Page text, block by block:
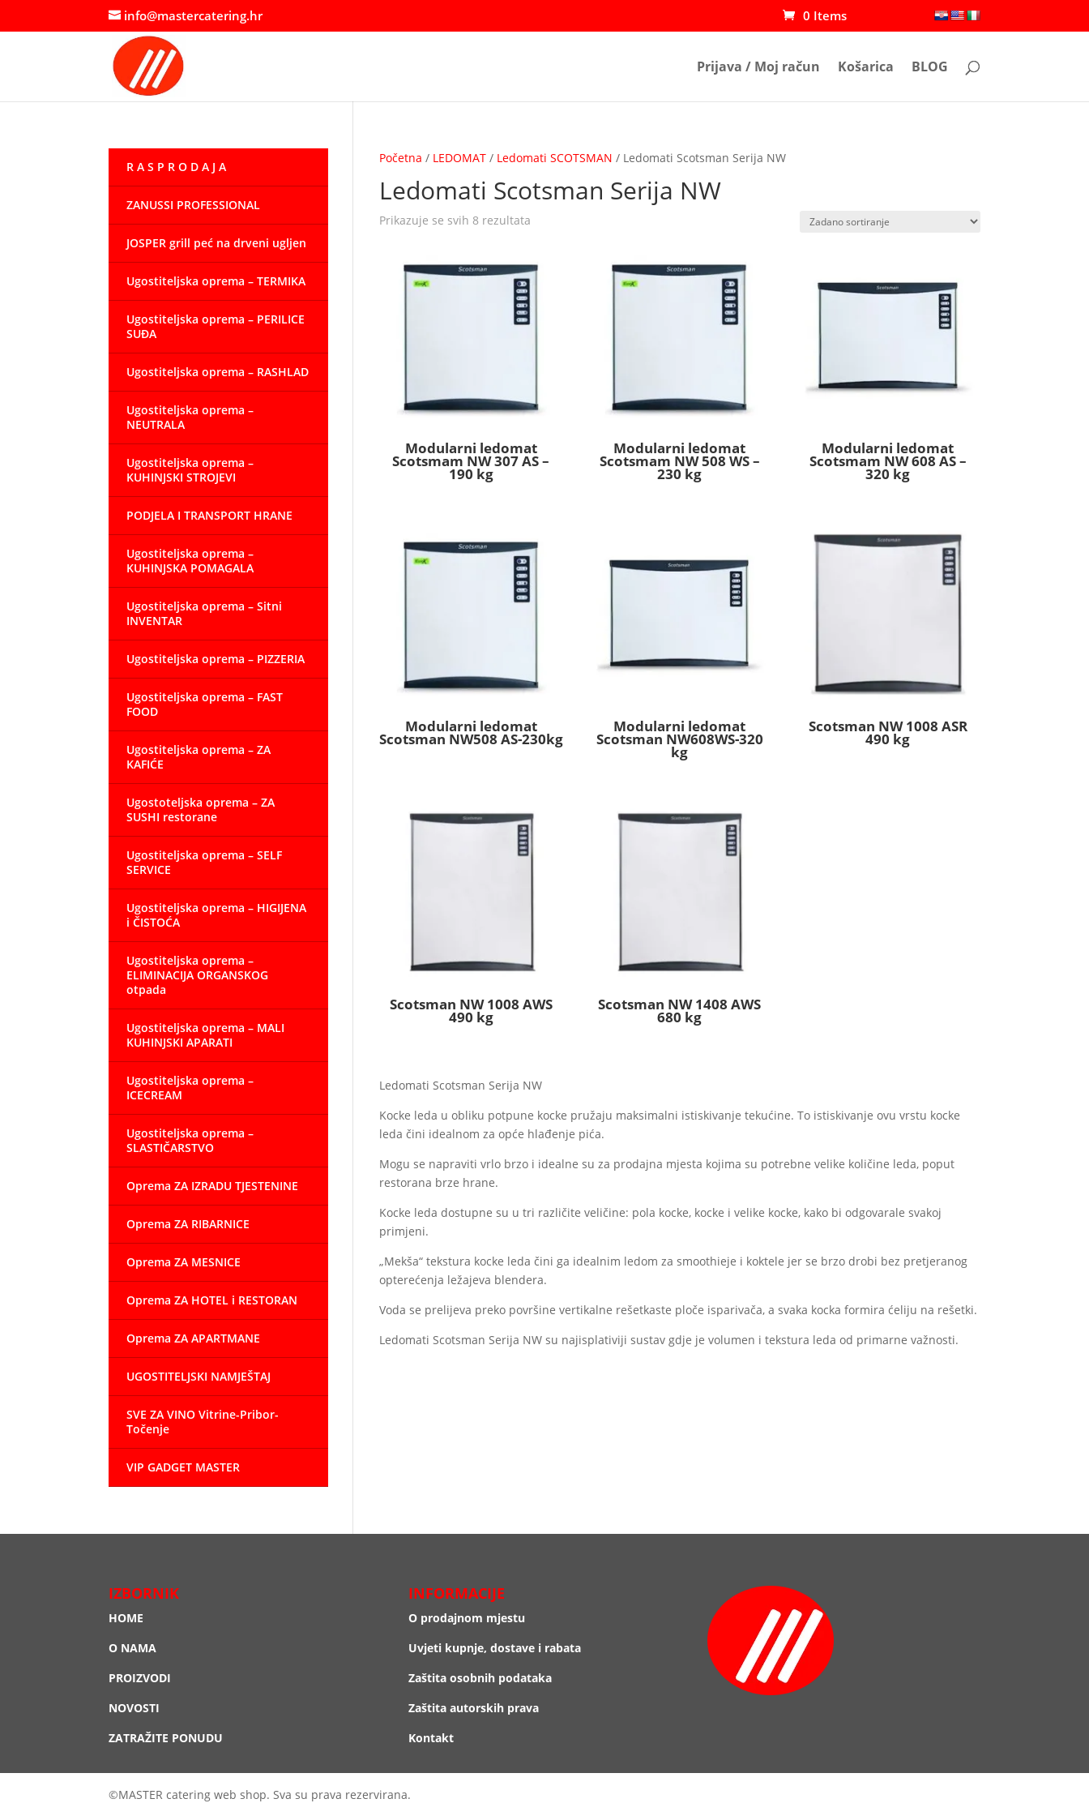
info@mastercatering.hr 0 Items
Prijava / Moj račun Košarica BLOG
Početna / LEDOMAT/ Ledomati SCOTSMAN / Ledomati Scotsman Serija NW
Ledomati Scotsman Serija NW
Prikazuje se svih 8 rezultata
Modularni ledomat
Scotsmam NW 307 AS –
190 kg
Modularni ledomat
Scotsmam NW 508 WS –
230 kg
Modularni ledomat
Scotsmam NW 608 AS –
320 kg
Modularni ledomat
Scotsman NW508 AS-230kg
Modularni ledomat
Scotsman NW608WS-320
kg
Scotsman NW 1008 ASR
490 kg
Scotsman NW 1008 AWS
490 kg
Scotsman NW 1408 AWS
680 kg
Ledomati Scotsman Serija NW
Kocke leda u obliku potpune kocke pružaju maksimalni istiskivanje tekućine. To istiskivanje ovu vrstu kocke
leda čini idealnom za opće hlađenje pića.
Mogu se napraviti vrlo brzo i idealne su za prodajna mjesta kojima su potrebne velike količine leda, poput
restorana brze hrane.
Kocke leda dostupne su u tri različite veličine: pola kocke, kocke i velike kocke, kako bi odgovarale svakoj
primjeni.
„Mekša“ tekstura kocke leda čini ga idealnim ledom za smoothieje i koktele jer se brzo drobi bez pretjeranog
opterećenja ležajeva blendera.
Voda se prelijeva preko površine vertikalne rešetkaste ploče isparivača, a svaka kocka formira ćeliju na rešetki.
Ledomati Scotsman Serija NW su najisplativiji sustav gdje je volumen i tekstura leda od primarne važnosti.
R A S P R O D A J A
ZANUSSI PROFESSIONAL
JOSPER grill peć na drveni ugljen
Ugostiteljska oprema – TERMIKA
Ugostiteljska oprema – PERILICE
SUĐA
Ugostiteljska oprema – RASHLAD
Ugostiteljska oprema –
NEUTRALA
Ugostiteljska oprema –
KUHINJSKI STROJEVI
PODJELA I TRANSPORT HRANE
Ugostiteljska oprema –
KUHINJSKA POMAGALA
Ugostiteljska oprema – Sitni
INVENTAR
Ugostiteljska oprema – PIZZERIA
Ugostiteljska oprema – FAST
FOOD
Ugostiteljska oprema – ZA
KAFIĆE
Ugostoteljska oprema – ZA
SUSHI restorane
Ugostiteljska oprema – SELF
SERVICE
Ugostiteljska oprema – HIGIJENA
i ČISTOĆA
Ugostiteljska oprema –
ELIMINACIJA ORGANSKOG
otpada
Ugostiteljska oprema – MALI
KUHINJSKI APARATI
Ugostiteljska oprema –
ICECREAM
Ugostiteljska oprema –
SLASTIČARSTVO
Oprema ZA IZRADU TJESTENINE
Oprema ZA RIBARNICE
Oprema ZA MESNICE
Oprema ZA HOTEL i RESTORAN
Oprema ZA APARTMANE
UGOSTITELJSKI NAMJEŠTAJ
SVE ZA VINO Vitrine-Pribor-
Točenje
VIP GADGET MASTER
IZBORNIK
HOME
O NAMA
PROIZVODI
NOVOSTI
ZATRAŽITE PONUDU
INFORMACIJE
O prodajnom mjestu
Uvjeti kupnje, dostave i rabata
Zaštita osobnih podataka
Zaštita autorskih prava
Kontakt
©MASTER catering web shop. Sva su prava rezervirana.